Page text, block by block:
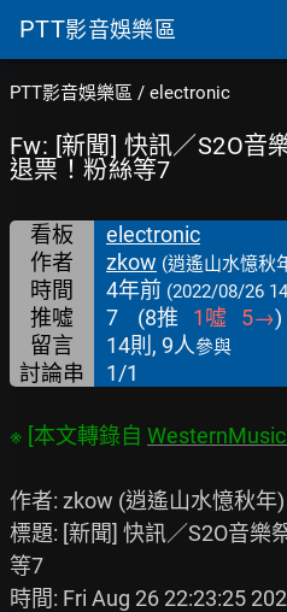
PTT影音娛樂區
PTT影音娛樂區 / electronic
Fw: [新聞] 快訊／S2O音
退票！粉絲等7
看板
electronic
作者
zkow (逍遙山水憶秋
時間 4年前 (2022/08/26
推噓 7 (8推 1噓 5→)
留言
14則, 9人參與
討論串 1/1
※ [本文轉錄自
作者: zkow (逍遙山水憶秋年
標題: [新聞] 快訊／S2O音樂
等7
時間: Fri Aug 26 22:23:25